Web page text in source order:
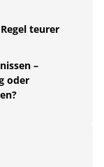
teurer
–
oder